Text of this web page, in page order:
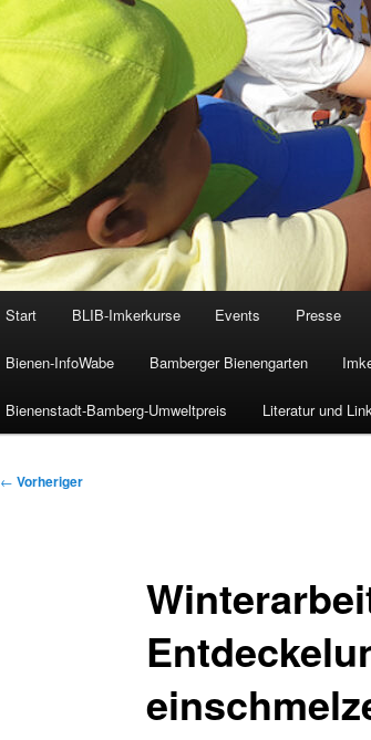
Start BLIB-Imkerkurse Events Presse
Bienen-InfoWabe Bamberger Bienengarten
Bienenstadt-Bamberg-Umweltpreis Literatur und
Beitragsnavigation
← Vorheriger